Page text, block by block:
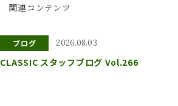
関連コンテンツ
ブログ 2026.08.03
CLASSIC スタッフブログ Vol.266